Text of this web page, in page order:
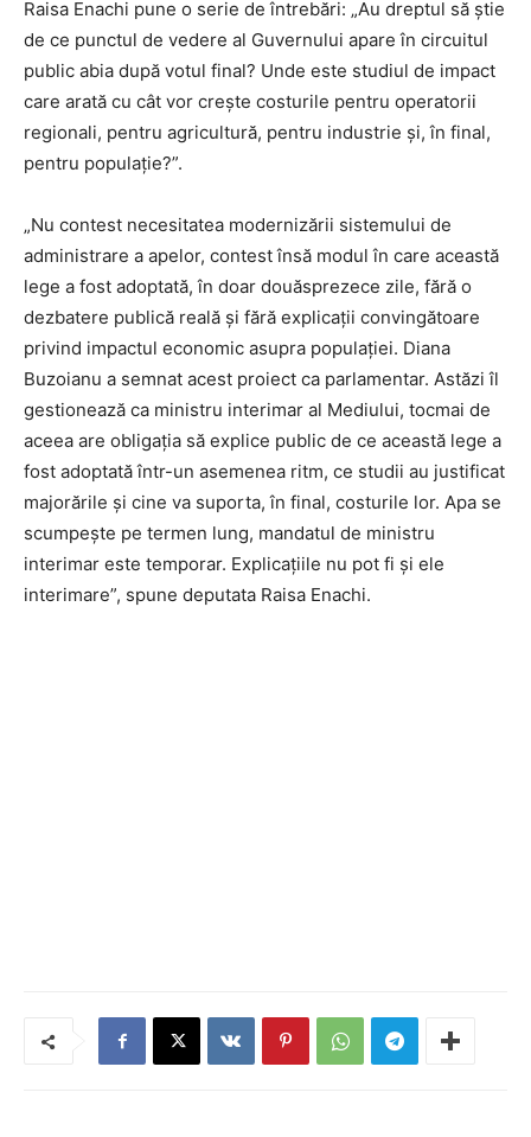
Raisa Enachi pune o serie de întrebări: „Au dreptul să știe
de ce punctul de vedere al Guvernului apare în circuitul
public abia după votul final? Unde este studiul de impact
care arată cu cât vor crește costurile pentru operatorii
regionali, pentru agricultură, pentru industrie și, în final,
pentru populație?”.
„Nu contest necesitatea modernizării sistemului de
administrare a apelor, contest însă modul în care această
lege a fost adoptată, în doar douăsprezece zile, fără o
dezbatere publică reală și fără explicații convingătoare
privind impactul economic asupra populației. Diana
Buzoianu a semnat acest proiect ca parlamentar. Astăzi îl
gestionează ca ministru interimar al Mediului, tocmai de
aceea are obligația să explice public de ce această lege a
fost adoptată într-un asemenea ritm, ce studii au justificat
majorările și cine va suporta, în final, costurile lor. Apa se
scumpește pe termen lung, mandatul de ministru
interimar este temporar. Explicațiile nu pot fi și ele
interimare”, spune deputata Raisa Enachi.